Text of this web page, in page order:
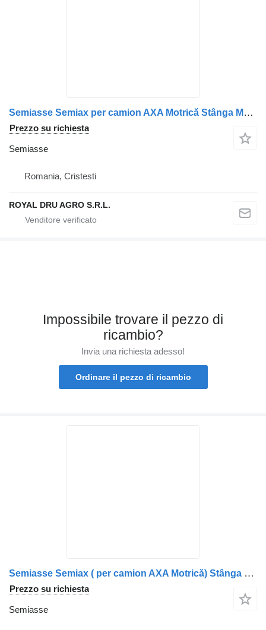
Semiasse Semiax per camion AXA Motrică Stânga MAN 8135502-0230
Prezzo su richiesta
Semiasse
Romania, Cristesti
ROYAL DRU AGRO S.R.L.
Impossibile trovare il pezzo di
ricambio?
Invia una richiesta adesso!
Ordinare il pezzo di ricambio
Semiasse Semiax ( per camion AXA Motrică) Stânga Solaris 0870-317-518 0870317518-12
Prezzo su richiesta
Semiasse